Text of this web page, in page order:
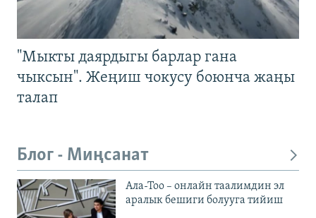
"Мыкты даярдыгы барлар гана
чыксын". Жеңиш чокусу боюнча жаңы
талап
Блог - Миңсанат
Ала-Тоо – онлайн таалимдин эл
аралык бешиги болууга тийиш